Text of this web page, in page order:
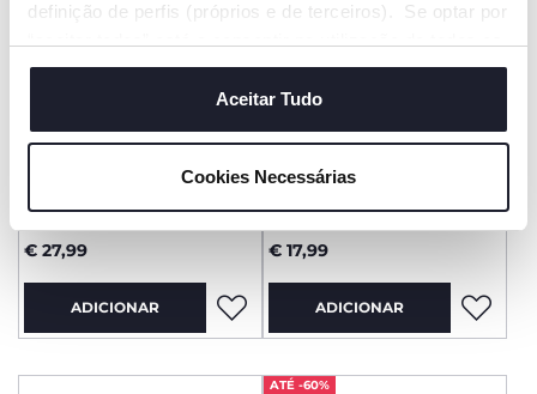
definição de perfis (próprios e de terceiros). Se optar por
cookies. Se quiser saber mais, alterar ou revogar o
consentimento de todos ou de alguns cookies, clique em
"mostrar detalhes". Ao fechar este aviso, está a
são necessários e essenciais para garantir o
funcionamento desta página.
Aceitar Tudo
Cookies Necessárias
€ 27,99
ADICIONAR
€ 17,99
ADICIONAR
ATÉ -60%